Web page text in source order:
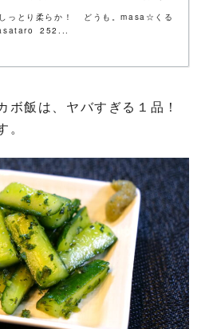
っとり柔らか！ どうも。masa☆くる
ボ飯は、ヤバすぎる１品！